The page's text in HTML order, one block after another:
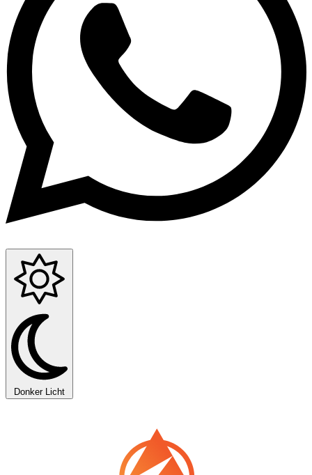
Donker Licht